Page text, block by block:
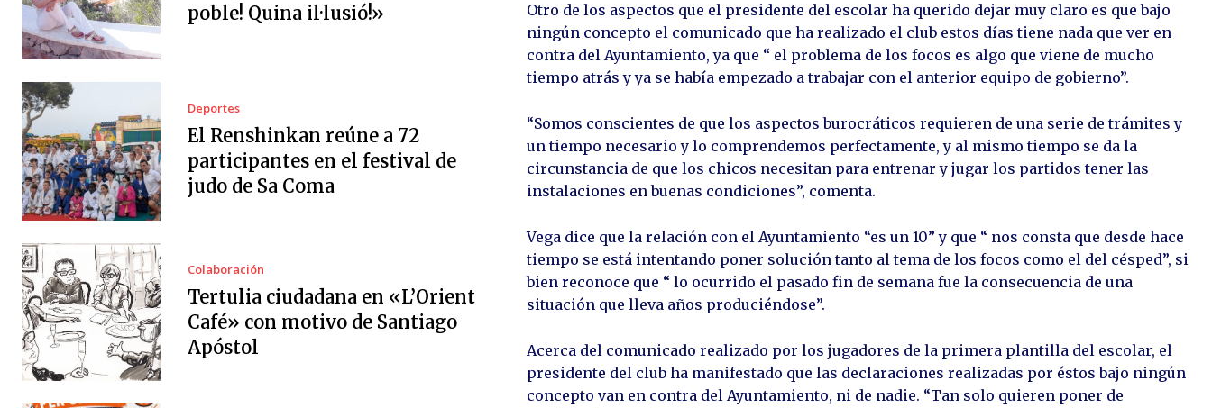
poble! Quina il·lusió!»
Deportes
El Renshinkan reúne a 72
participantes en el festival de
judo de Sa Coma
Colaboración
Tertulia ciudadana en «L’Orient
Café» con motivo de Santiago
Apóstol
Otro de los aspectos que el presidente del escolar ha querido dejar muy claro es que bajo
ningún concepto el comunicado que ha realizado el club estos días tiene nada que ver en
contra del Ayuntamiento, ya que “ el problema de los focos es algo que viene de mucho
tiempo atrás y ya se había empezado a trabajar con el anterior equipo de gobierno”.
“Somos conscientes de que los aspectos burocráticos requieren de una serie de trámites y
un tiempo necesario y lo comprendemos perfectamente, y al mismo tiempo se da la
circunstancia de que los chicos necesitan para entrenar y jugar los partidos tener las
instalaciones en buenas condiciones”, comenta.
Vega dice que la relación con el Ayuntamiento “es un 10” y que “ nos consta que desde hace
tiempo se está intentando poner solución tanto al tema de los focos como el del césped”, si
bien reconoce que “ lo ocurrido el pasado fin de semana fue la consecuencia de una
situación que lleva años produciéndose”.
Acerca del comunicado realizado por los jugadores de la primera plantilla del escolar, el
presidente del club ha manifestado que las declaraciones realizadas por éstos bajo ningún
concepto van en contra del Ayuntamiento, ni de nadie. “Tan solo quieren poner de